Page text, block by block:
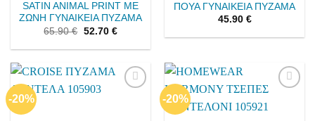
SATIN ANIMAL PRINT ΜΕ
ΖΩΝΗ ΓΥΝΑΙΚΕΙΑ ΠΥΖΑΜΑ
65.90€ 52.70 €
ΠΟΥΑ ΓΥΝΑΙΚΕΙΑ ΠΥΖΑΜΑ
45.90 €
-20% -20%